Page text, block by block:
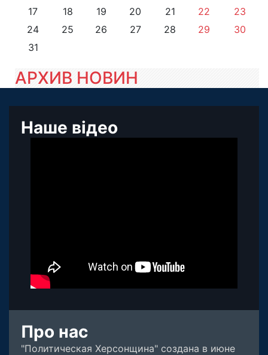
17
18 19 20 21 22
23
24
25 26 27 28 29
30
31
АРХИВ НОВИН
Наше відео
Про нас
"Политическая Херсонщина" создана в июне